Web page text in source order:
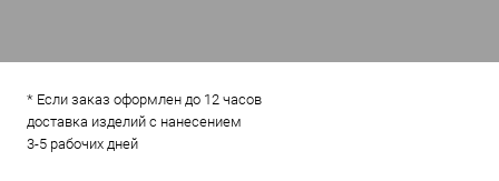
* Если заказ оформлен до 12 часов
доставка изделий с нанесением
3-5 рабочих дней